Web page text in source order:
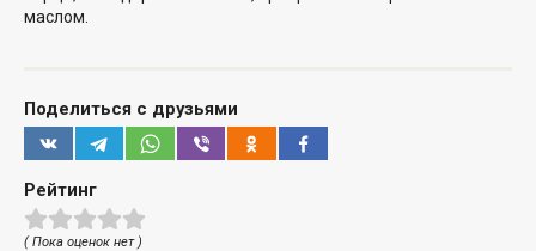
маслом.
Поделиться с друзьями
Рейтинг
( Пока оценок нет )